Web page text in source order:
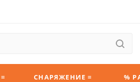
СНАРЯЖЕНИЕ ≡ %